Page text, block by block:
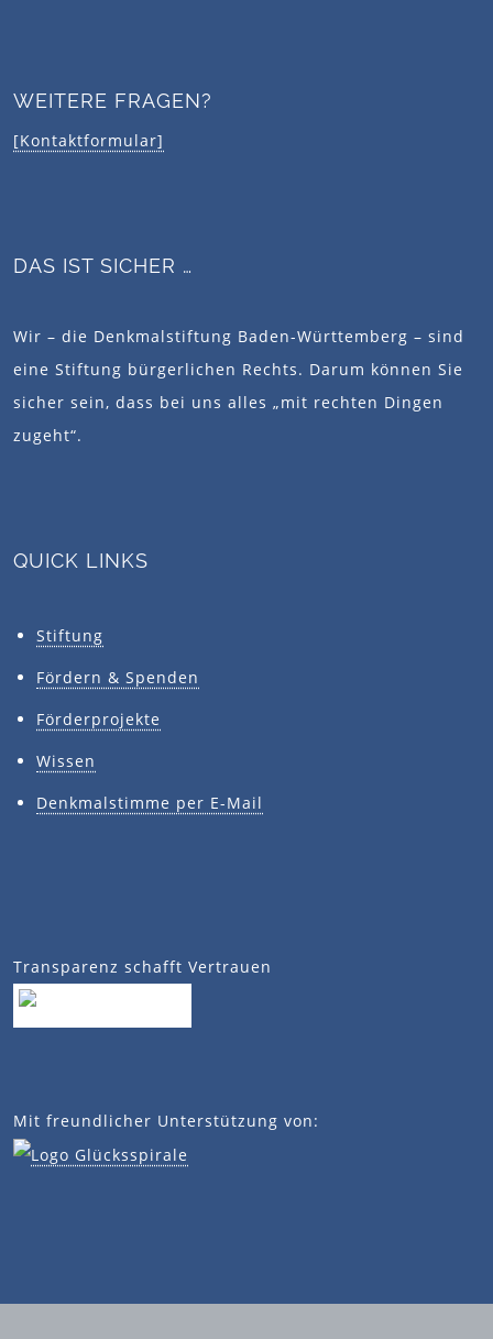
WEITERE FRAGEN?
[Kontaktformular]
DAS IST SICHER …
Wir – die Denkmalstiftung Baden-Württemberg – sind
eine Stiftung bürgerlichen Rechts. Darum können Sie
sicher sein, dass bei uns alles „mit rechten Dingen
zugeht“.
QUICK LINKS
Stiftung
Fördern & Spenden
Förderprojekte
Wissen
Denkmalstimme per E-Mail
Transparenz schafft Vertrauen
Mit freundlicher Unterstützung von: